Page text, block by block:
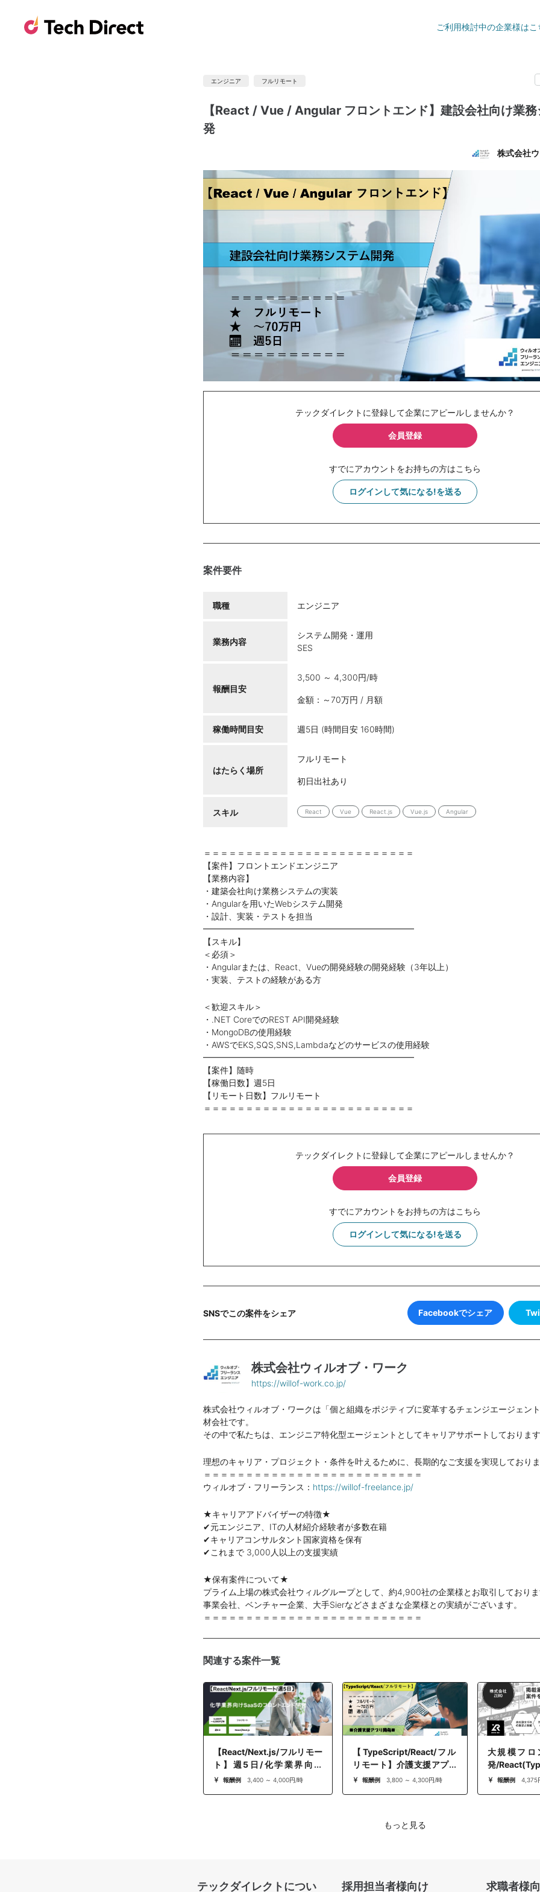
ご利用検討中の企業様はこ
エンジニア フルリモート
【React / Vue / Angular フロントエンド】建設会社向け業務
発
株式会社
テックダイレクトに登録して企業にアピールしませんか？
会員登録
すでにアカウントをお持ちの方はこちら
ログインして気になる!を送る
案件要件
職種 エンジニア
業務内容
システム開発・運用
SES
報酬目安
3,500 ～ 4,300円/時
金額：～70万円 / 月額
稼働時間目安 週5日 (時間目安 160時間)
はたらく場所
フルリモート
初日出社あり
スキル React Vue React.js Vue.js Angular
＝＝＝＝＝＝＝＝＝＝＝＝＝＝＝＝＝＝＝＝＝＝＝＝＝
【案件】フロントエンドエンジニア
【業務内容】
・建築会社向け業務システムの実装
・Angularを用いたWebシステム開発
・設計、実装・テストを担当
━━━━━━━━━━━━━━━━━━━━━━━━━
【スキル】
＜必須＞
・Angularまたは、React、Vueの開発経験の開発経験（3年以上）
・実装、テストの経験がある方
＜歓迎スキル＞
・.NET CoreでのREST API開発経験
・MongoDBの使用経験
・AWSでEKS,SQS,SNS,Lambdaなどのサービスの使用経験
━━━━━━━━━━━━━━━━━━━━━━━━━
【案件】随時
【稼働日数】週5日
【リモート日数】フルリモート
＝＝＝＝＝＝＝＝＝＝＝＝＝＝＝＝＝＝＝＝＝＝＝＝＝
テックダイレクトに登録して企業にアピールしませんか？
会員登録
すでにアカウントをお持ちの方はこちら
ログインして気になる!を送る
SNSでこの案件をシェア Facebookでシェア
株式会社ウィルオブ・ワーク
https://willof-work.co.jp/
株式会社ウィルオブ・ワークは「個と組織をポジティブに変革するチェンジエージェン
材会社です。
その中で私たちは、エンジニア特化型エージェントとしてキャリアサポートしております
理想のキャリア・プロジェクト・条件を叶えるために、長期的なご支援を実現しておりま
＝＝＝＝＝＝＝＝＝＝＝＝＝＝＝＝＝＝＝＝＝＝＝＝＝＝
ウィルオブ・フリーランス： https://willof-freelance.jp/
★キャリアアドバイザーの特徴★
✔元エンジニア、ITの人材紹介経験者が多数在籍
✔キャリアコンサルタント国家資格を保有
✔これまで 3,000人以上の支援実績
★保有案件について★
プライム上場の株式会社ウィルグループとして、約4,900社の企業様とお取引しておりま
事業会社、ベンチャー企業、大手Sierなどさまざまな企業様との実績がございます。
＝＝＝＝＝＝＝＝＝＝＝＝＝＝＝＝＝＝＝＝＝＝＝＝＝＝
関連する案件一覧
【React/Next.js/フルリモー
ト】週5日/化学業界向け
SaaSのフロントエンド開発/
報酬例 3,400 ～ 4,000円/時
【TypeScript/React/フル
リモート】介護支援アプリ
開発報酬例 3,800 ～ 4,300円/時
大規模フロ
発/
円/浜松町(リ
報酬例 4,375
もっと見る
テックダイレクトについ 採用担当者様向け 求職者様